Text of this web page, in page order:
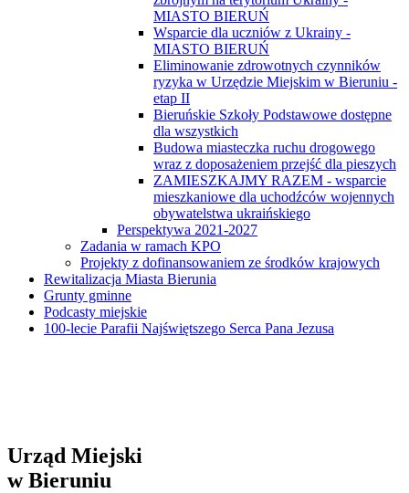
MIASTO BIERUŃ
Wsparcie dla uczniów z Ukrainy -
MIASTO BIERUŃ
Eliminowanie zdrowotnych czynników
ryzyka w Urzędzie Miejskim w Bieruniu -
etap II
Bieruńskie Szkoły Podstawowe dostępne
dla wszystkich
Budowa miasteczka ruchu drogowego
wraz z doposażeniem przejść dla pieszych
ZAMIESZKAJMY RAZEM - wsparcie
mieszkaniowe dla uchodźców wojennych
obywatelstwa ukraińskiego
Perspektywa 2021-2027
Zadania w ramach KPO
Projekty z dofinansowaniem ze środków krajowych
Rewitalizacja Miasta Bierunia
Grunty gminne
Podcasty miejskie
100-lecie Parafii Najświętszego Serca Pana Jezusa
Urząd Miejski
w Bieruniu